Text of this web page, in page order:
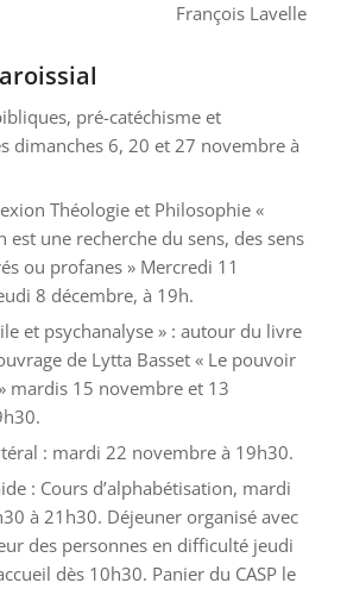
François Lavelle
pré-catéchisme et
dimanches 6, 20 et 27 novembre à
Théologie et Philosophie «
est une recherche du sens, des sens
ou profanes » Mercredi 11
8 décembre, à 19h.
et psychanalyse » : autour du livre
de Lytta Basset « Le pouvoir
mardis 15 novembre et 13
: mardi 22 novembre à 19h30.
: Cours d’alphabétisation, mardi
à 21h30. Déjeuner organisé avec
des personnes en difficulté jeudi
dès 10h30. Panier du CASP le